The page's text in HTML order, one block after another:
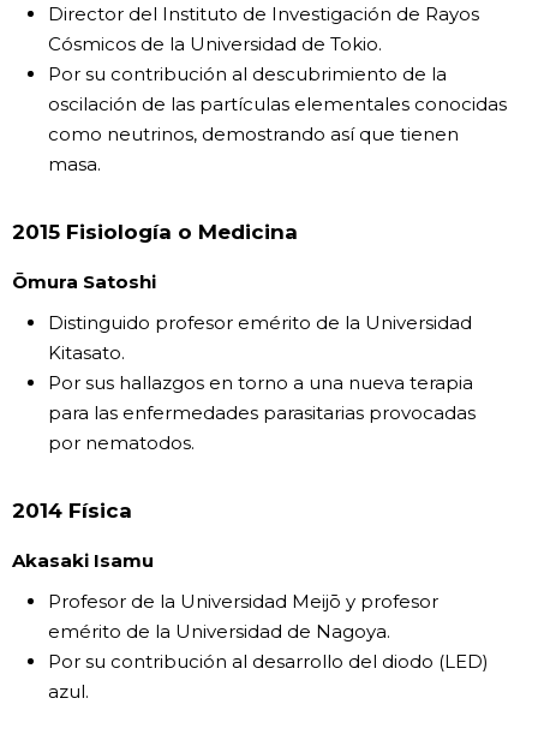
Director del Instituto de Investigación de Rayos
Cósmicos de la Universidad de Tokio.
Por su contribución al descubrimiento de la
oscilación de las partículas elementales conocidas
como neutrinos, demostrando así que tienen
masa.
2015 Fisiología o Medicina
Ōmura Satoshi
Distinguido profesor emérito de la Universidad
Kitasato.
Por sus hallazgos en torno a una nueva terapia
para las enfermedades parasitarias provocadas
por nematodos.
2014 Física
Akasaki Isamu
Profesor de la Universidad Meijō y profesor
emérito de la Universidad de Nagoya.
Por su contribución al desarrollo del diodo (LED)
azul.